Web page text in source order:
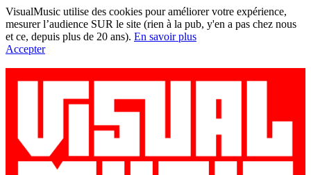
VisualMusic utilise des cookies pour améliorer votre expérience,
mesurer l’audience SUR le site (rien à la pub, y'en a pas chez nous
et ce, depuis plus de 20 ans). En savoir plus
Accepter